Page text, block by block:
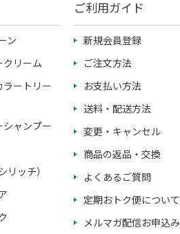
ン
クリーム
ラートリー
シャンプー
リッチ）
ご利用ガイド
新規会員登録
ご注文方法
お支払い方法
送料・配送方法
変更・キャンセル
商品の返品・交換
よくあるご質問
定期おトク便について
メルマガ配信お申込み